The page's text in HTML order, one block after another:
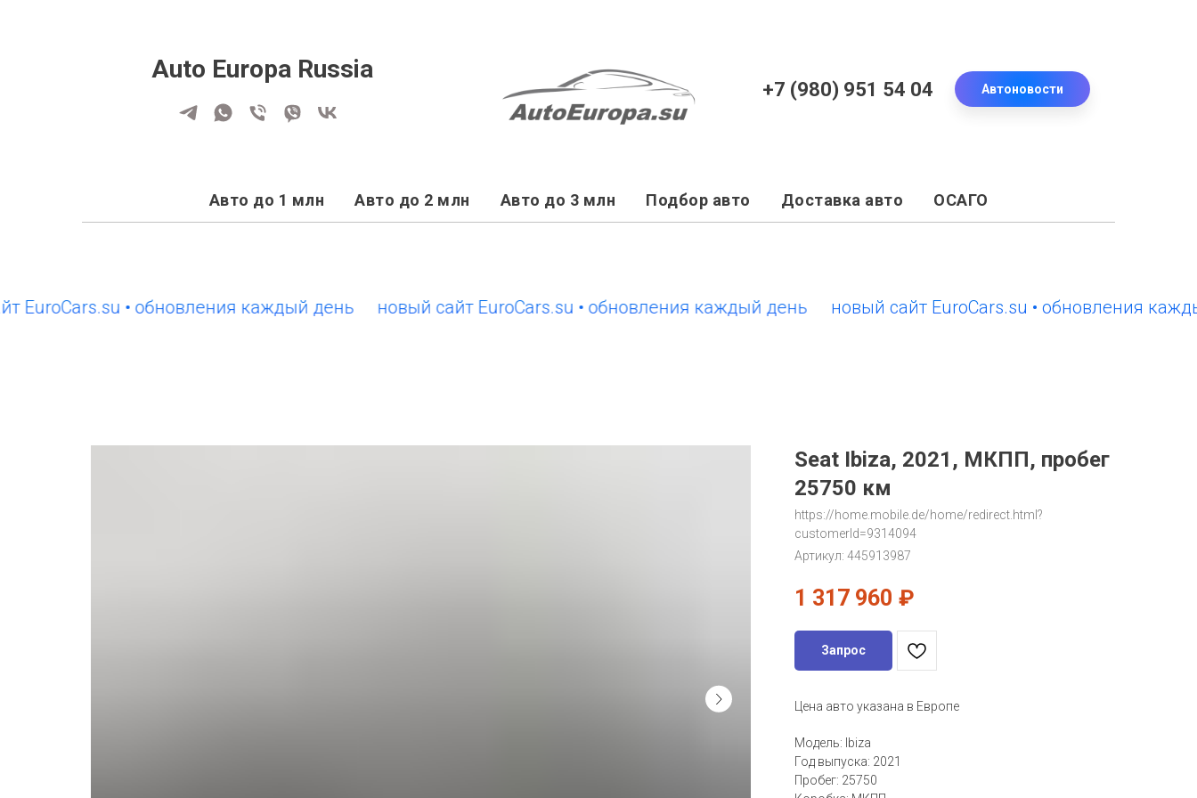
Auto Europa Russia
+7 (980) 951 54 04 Автоновости
Авто до 1 млн Авто до 2 млн Авто до 3 млн Подбор авто Доставка авто ОСАГО
• обновления каждый день новый сайт EuroCars.su • обновления каждый день новый сайт EuroCars.su • обновления каждый
Seat Ibiza, 2021, МКПП, пробег
25750 км
https://home.mobile.de/home/redirect.html?
customerId=9314094
Артикул: 445913987
1 317 960 ₽
Запрос
Цена авто указана в Европе
Модель: Ibiza
Год выпуска: 2021
Пробег: 25750